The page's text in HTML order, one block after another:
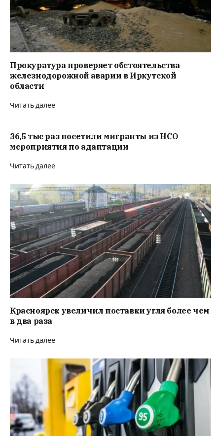
Прокуратура проверяет обстоятельства
железнодорожной аварии в Иркутской
области
Читать далее
36,5 тыс раз посетили мигранты из НСО
мероприятия по адаптации
Читать далее
Красноярск увеличил поставки угля более чем
в два раза
Читать далее